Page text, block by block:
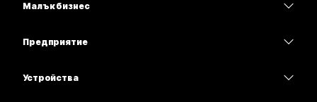
Малък бизнес
Предприятие
Устройства